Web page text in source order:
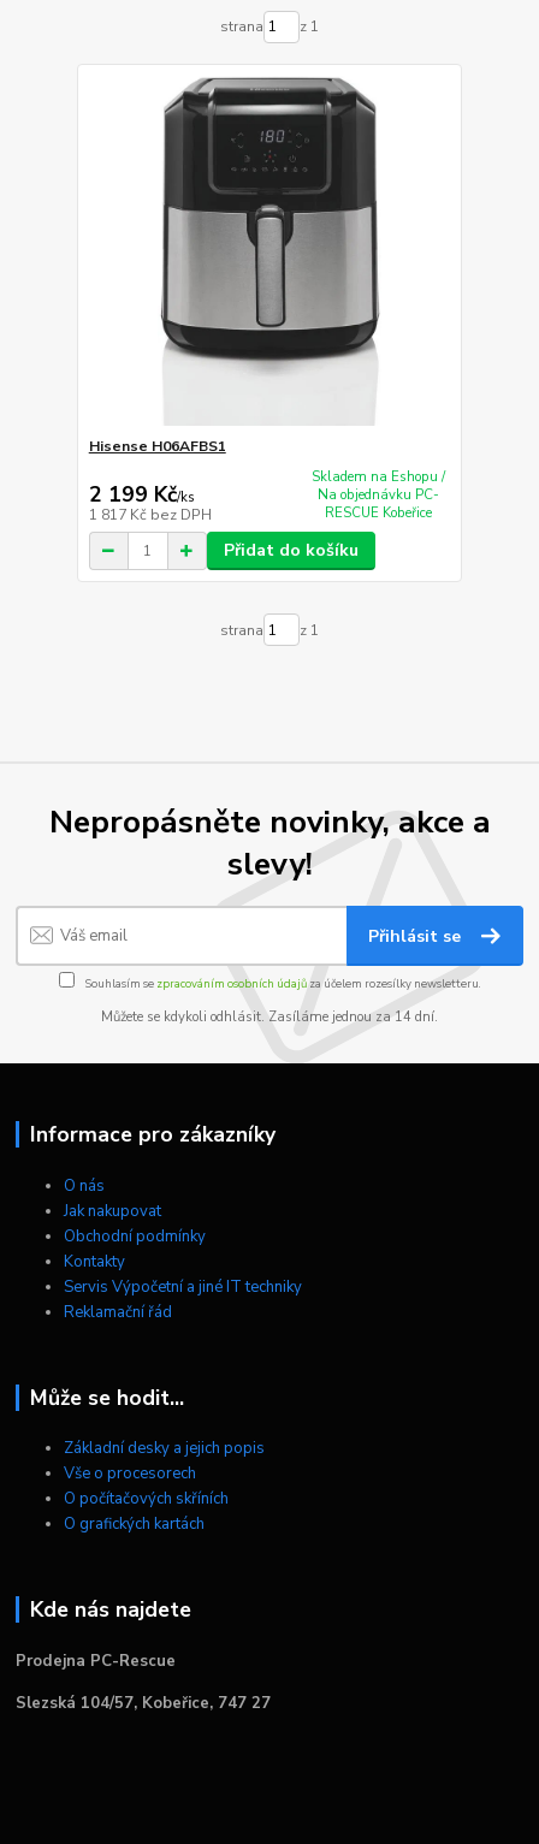
strana z 1
Hisense H06AFBS1
2 199 Kč/ks
1 817 Kč bez DPH
Skladem na Eshopu /
Na objednávku PC-
RESCUE Kobeřice
Přidat do košíku
strana z 1
Nepropásněte novinky, akce a
slevy!
Přihlásit se
Souhlasím se zpracováním osobních údajůza účelem rozesílky newsletteru.
Můžete se kdykoli odhlásit. Zasíláme jednou za 14 dní.
Informace pro zákazníky
O nás
Jak nakupovat
Obchodní podmínky
Kontakty
Servis Výpočetní a jiné IT techniky
Reklamační řád
Může se hodit...
Základní desky a jejich popis
Vše o procesorech
O počítačových skříních
O grafických kartách
Kde nás najdete
Prodejna PC-Rescue
Slezská 104/57, Kobeřice, 747 27